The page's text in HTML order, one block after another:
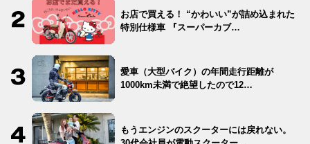
お店で買える！ “かわいい”が詰め込まれた
特別仕様車 『スーパーカブ…
愛車（大型バイク）の年間走行距離が
1000km未満で絶望したので12…
もうエンジンのスクーターには戻れない。